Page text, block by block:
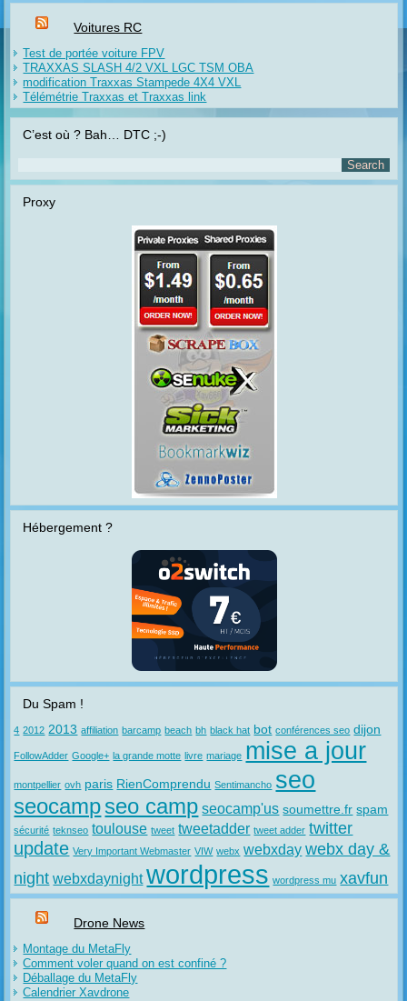
Voitures RC
Test de portée voiture FPV
TRAXXAS SLASH 4/2 VXL LGC TSM OBA
modification Traxxas Stampede 4X4 VXL
Télémétrie Traxxas et Traxxas link
C’est où ? Bah… DTC ;-)
Proxy
Hébergement ?
Du Spam !
4 2012 2013 affiliation barcamp beach bh black hat bot conférences seo dijon
FollowAdder Google+ la grande motte livre mariage mise a jour
montpellier ovh paris RienComprendu Sentimancho seo
seocampseo camp seocamp'us soumettre.fr spam
sécurité teknseo toulouse tweet tweetadder tweet adder twitter
update Very Important Webmaster VIW webx webxday webx day &
night webxdaynight wordpress wordpress mu xavfun
Drone News
Montage du MetaFly
Comment voler quand on est confiné ?
Déballage du MetaFly
Calendrier Xavdrone